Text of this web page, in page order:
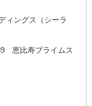
ィングス（シーラ
恵比寿プライムス